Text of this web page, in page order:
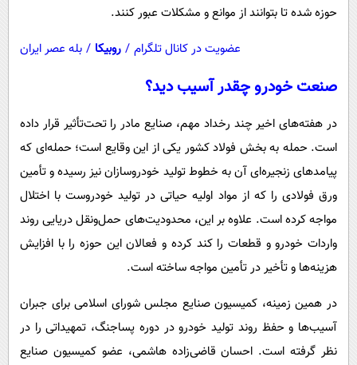
حوزه شده تا بتوانند از موانع و مشکلات عبور کنند.
عضویت در کانال تلگرام / روبیکا / بله عصر ایران
صنعت خودرو چقدر آسیب دید؟
در هفته‌های اخیر چند رخداد مهم، صنایع مادر را تحت‌تأثیر قرار داده
است. حمله به بخش فولاد کشور یکی از این وقایع است؛ حمله‌ای که
پیامدهای زنجیره‌ای آن به خطوط تولید خودروسازان نیز رسیده و تأمین
ورق فولادی را که از مواد اولیه حیاتی در تولید خودروست با اختلال
مواجه کرده است. علاوه بر این، محدودیت‌های حمل‌ونقل دریایی روند
واردات خودرو و قطعات را کند کرده و فعالان این حوزه را با افزایش
هزینه‌ها و تأخیر در تأمین مواجه ساخته است.
در همین زمینه، کمیسیون صنایع مجلس شورای اسلامی برای جبران
آسیب‌ها و حفظ روند تولید خودرو در دوره پساجنگ، تمهیداتی را در
نظر گرفته است. احسان قاضی‌زاده هاشمی، عضو کمیسیون صنایع